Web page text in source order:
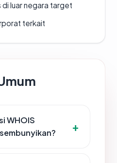
luar negara target
terkait
WHOIS